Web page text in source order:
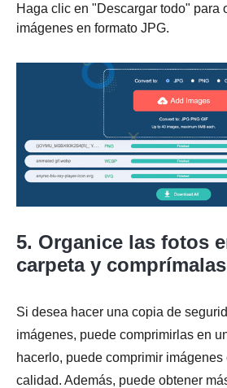
Haga clic en "Descargar todo" para
imágenes en formato JPG.
5. Organice las fotos
carpeta y comprímalas
Si desea hacer una copia de
imágenes, puede comprimirlas en
hacerlo, puede comprimir
calidad. Además, puede obtener